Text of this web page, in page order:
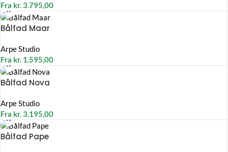
Fra kr.3.795,00
Bålfad Maar
Arpe Studio
Fra kr. 1.595,00
Bålfad Nova
Arpe Studio
Fra kr.3.195,00
Bålfad Pape